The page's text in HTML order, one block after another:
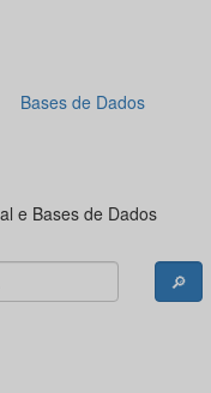
Bases de Dados
e Bases de Dados
🔎